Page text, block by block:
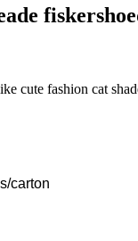
cute fashion cat
carton